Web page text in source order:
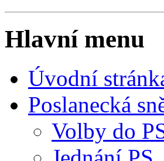
Hlavní menu
Úvodní
Poslanecká
Volby do